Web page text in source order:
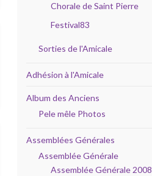
Chorale de Saint Pierre
Festival83
Sorties de l'Amicale
Adhésion à l'Amicale
Album des Anciens
Pele mêle Photos
Assemblées Générales
Assemblée Générale
Assemblée Générale 2008